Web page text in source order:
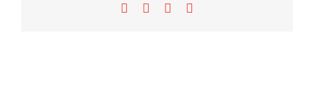
Facebook LinkedIn